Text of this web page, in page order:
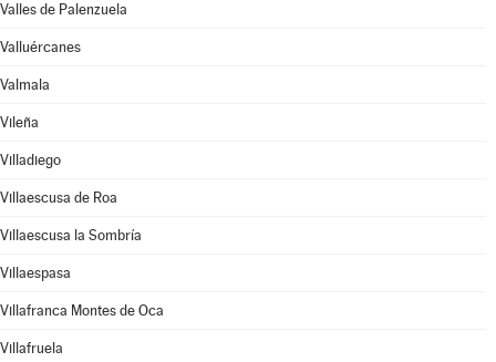
Valles de Palenzuela
Valluércanes
Valmala
Vileña
Villadiego
Villaescusa de Roa
Villaescusa la Sombría
Villaespasa
Villafranca Montes de Oca
Villafruela